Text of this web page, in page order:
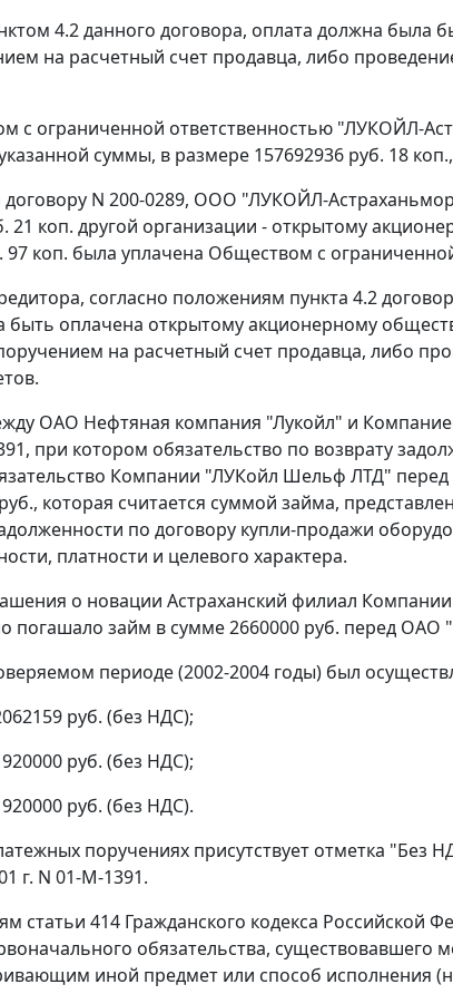
4.2 данного договора, оплата должна была
на расчетный счет продавца, либо
с ограниченной ответственностью "ЛУКОЙЛ-
суммы, в размере 157692936 руб. 18
договору N 200-0289, ООО "ЛУКОЙЛ-
21 коп. другой организации - открытому
97 коп. была уплачена Обществом с
согласно положениям пункта 4.2
оплачена открытому акционерному
на расчетный счет продавца, либо
ОАО Нефтяная компания "Лукойл" и
при котором обязательство по возврату
Компании "ЛУКойл Шельф ЛТД"
которая считается суммой займа,
по договору купли-продажи
платности и целевого характера.
о новации Астраханский филиал
погашало займ в сумме 2660000 руб. перед
периоде (2002-2004 годы) был
руб. (без НДС);
руб. (без НДС);
руб. (без НДС).
поручениях присутствует отметка "Без
г. N 01-М-1391.
статьи 414 Гражданского кодекса Российской
обязательства,
иной предмет или способ исполнения